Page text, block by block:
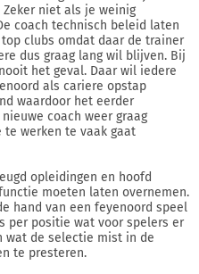
niet als je weinig
coach technisch beleid laten
clubs omdat daar de trainer
dus graag lang wil blijven. Bij
het geval. Daar wil iedere
als cariere opstap
waardoor het eerder
coach weer graag
werken te vaak gaat
opleidingen en hoofd
moeten laten overnemen.
hand van een feyenoord speel
per positie wat voor spelers er
wat de selectie mist in de
te presteren.